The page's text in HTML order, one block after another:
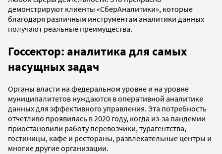
демонстрируют клиенты «СберАналитики», которые
благодаря различным инструментам аналитики данных
получают реальные преимущества.
Госсектор: аналитика для самых
насущных задач
Органы власти на федеральном уровне и на уровне
муниципалитетов нуждаются в оперативной аналитике
данных для эффективного управления. Эта потребность
отчетливо проявилась в 2020 году, когда из-за пандемии
приостановили работу перевозчики, турагентства,
гостиницы, кафе и рестораны, развлекательные центры и
многие другие организации.